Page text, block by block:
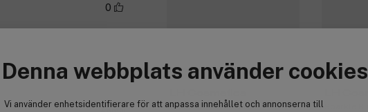
Denna webbplats använder cookies
Vi använder enhetsidentifierare för att anpassa innehållet och annonserna till
Glazed Melt 3,5 ml
0